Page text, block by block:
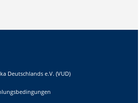
Deutschlands e.V. (VUD)